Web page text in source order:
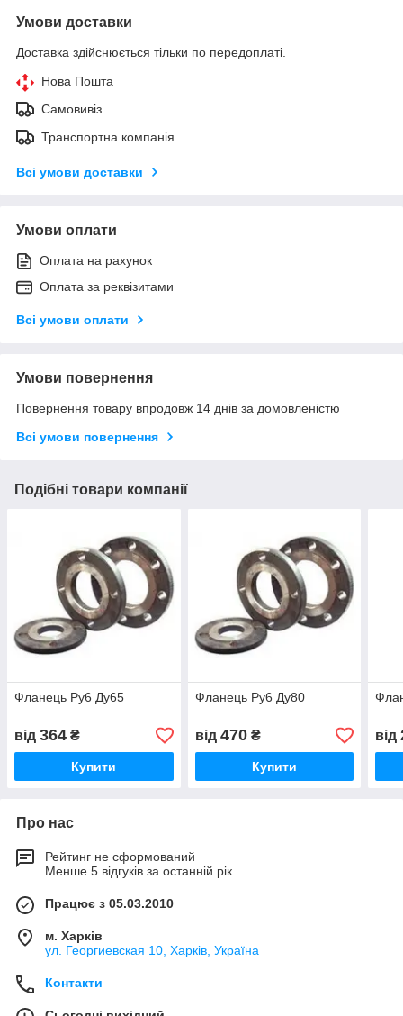
Умови доставки
Доставка здійснюється тільки по передоплаті.
Нова Пошта
Самовивіз
Транспортна компанія
Всі умови доставки
Умови оплати
Оплата на рахунок
Оплата за реквізитами
Всі умови оплати
Умови повернення
Повернення товару впродовж 14 днів за домовленістю
Всі умови повернення
Подібні товари компанії
Фланець Ру6 Ду65
від 364 ₴
Купити
Фланець Ру6 Ду80
від 470₴
Купити
від
Про нас
Рейтинг не сформований
Менше 5 відгуків за останній рік
Працює з 05.03.2010
м. Харків
ул. Георгиевская 10, Харків, Україна
Контакти